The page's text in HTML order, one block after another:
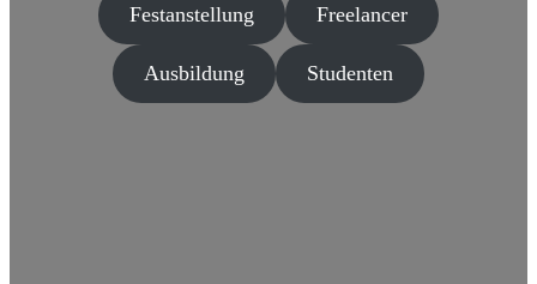
Festanstellung Freelancer
Ausbildung Studenten